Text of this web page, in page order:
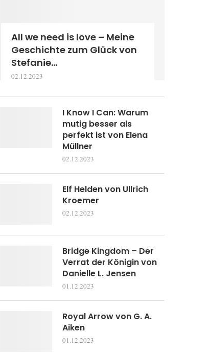
All we need is love – Meine
Geschichte zum Glück von
Stefanie...
02.12.2023
I Know I Can: Warum
mutig besser als
perfekt ist von Elena
Müllner
02.12.2023
Elf Helden von Ullrich
Kroemer
02.12.2023
Bridge Kingdom – Der
Verrat der Königin von
Danielle L. Jensen
01.12.2023
Royal Arrow von G. A.
Aiken
01.12.2023